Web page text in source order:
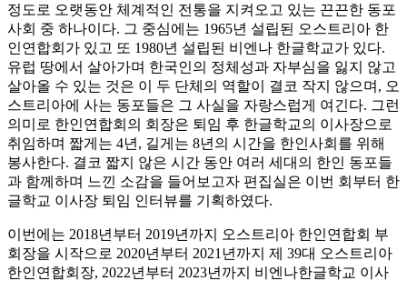
정도로 오랫동안 체계적인 전통을 지켜오고 있는 끈끈한 동포
사회 중 하나이다. 그 중심에는 1965년 설립된 오스트리아 한
인연합회가 있고 또 1980년 설립된 비엔나 한글학교가 있다.
유럽 땅에서 살아가며 한국인의 정체성과 자부심을 잃지 않고
살아올 수 있는 것은 이 두 단체의 역할이 결코 작지 않으며, 오
스트리아에 사는 동포들은 그 사실을 자랑스럽게 여긴다. 그런
의미로 한인연합회의 회장은 퇴임 후 한글학교의 이사장으로
취임하며 짧게는 4년, 길게는 8년의 시간을 한인사회를 위해
봉사한다. 결코 짧지 않은 시간 동안 여러 세대의 한인 동포들
과 함께하며 느낀 소감을 들어보고자 편집실은 이번 회부터 한
글학교 이사장 퇴임 인터뷰를 기획하였다.
이번에는 2018년부터 2019년까지 오스트리아 한인연합회 부
회장을 시작으로 2020년부터 2021년까지 제 39대 오스트리아
한인연합회장, 2022년부터 2023년까지 비엔나한글학교 이사